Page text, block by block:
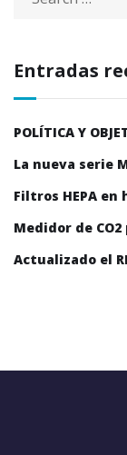
Entradas
POLÍTICA Y
La nueva serie
Filtros HEPA en
Medidor de
Actualizado el